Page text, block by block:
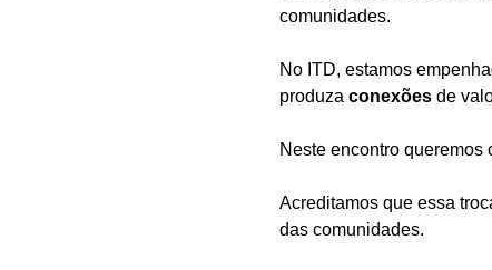
comunidades.
No ITD, estamos
produza conexões de
Neste encontro
Acreditamos que essa
das comunidades.